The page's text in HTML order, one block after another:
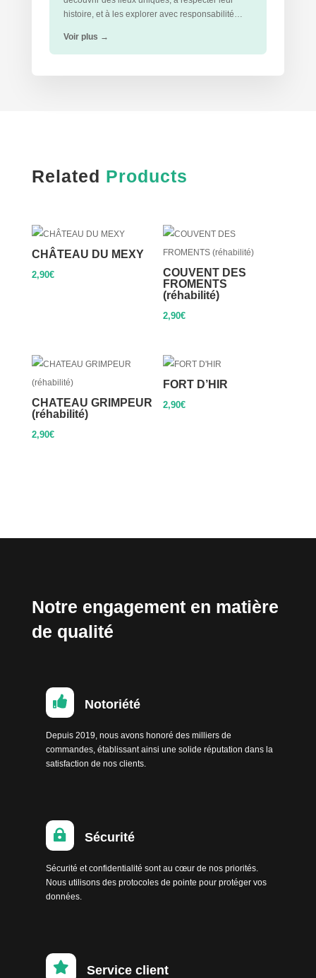
histoire, et à les explorer avec responsabilité…
Voir plus →
Related Products
CHÂTEAU DU MEXY
2,90€
COUVENT DES
FROMENTS
(réhabilité)
2,90€
CHATEAU GRIMPEUR
(réhabilité)
2,90€
FORT D’HIR
2,90€
Notre engagement en matière
de qualité
 Notoriété
Depuis 2019, nous avons honoré des milliers de
commandes, établissant ainsi une solide réputation dans la
satisfaction de nos clients.
 Sécurité
Sécurité et confidentialité sont au cœur de nos priorités.
Nous utilisons des protocoles de pointe pour protéger vos
données.
 Service client